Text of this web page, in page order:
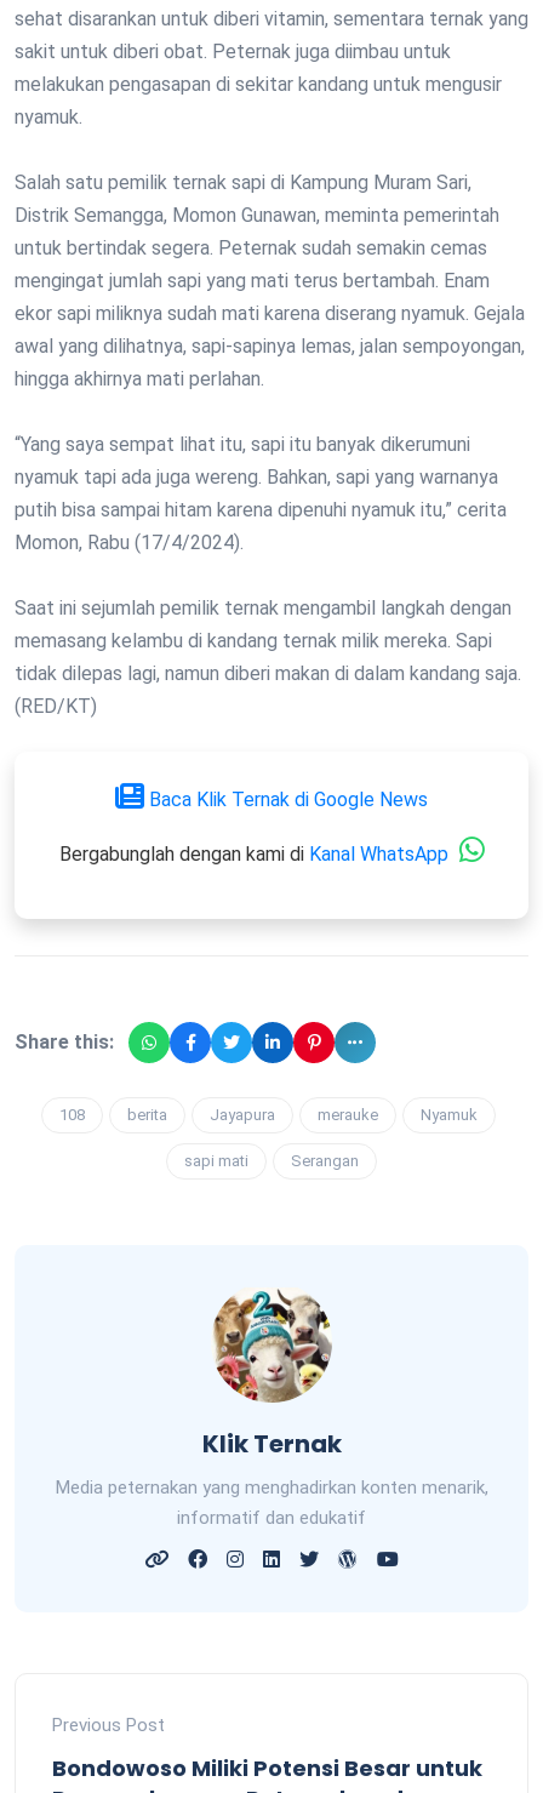
sehat disarankan untuk diberi vitamin, sementara ternak yang
sakit untuk diberi obat. Peternak juga diimbau untuk
melakukan pengasapan di sekitar kandang untuk mengusir
nyamuk.
Salah satu pemilik ternak sapi di Kampung Muram Sari,
Distrik Semangga, Momon Gunawan, meminta pemerintah
untuk bertindak segera. Peternak sudah semakin cemas
mengingat jumlah sapi yang mati terus bertambah. Enam
ekor sapi miliknya sudah mati karena diserang nyamuk. Gejala
awal yang dilihatnya, sapi-sapinya lemas, jalan sempoyongan,
hingga akhirnya mati perlahan.
“Yang saya sempat lihat itu, sapi itu banyak dikerumuni
nyamuk tapi ada juga wereng. Bahkan, sapi yang warnanya
putih bisa sampai hitam karena dipenuhi nyamuk itu,” cerita
Momon, Rabu (17/4/2024).
Saat ini sejumlah pemilik ternak mengambil langkah dengan
memasang kelambu di kandang ternak milik mereka. Sapi
tidak dilepas lagi, namun diberi makan di dalam kandang saja.
(RED/KT)
Baca Klik Ternak di Google News
Bergabunglah dengan kami di Kanal WhatsApp
Share this:
108 berita Jayapura merauke Nyamuk
sapi mati Serangan
Klik Ternak
Media peternakan yang menghadirkan konten menarik,
informatif dan edukatif
Previous Post
Bondowoso Miliki Potensi Besar untuk